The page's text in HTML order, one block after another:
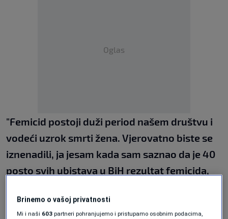
Oglas
"Femicid postoji duži period našem društvu i
vodeći uzrok smrti žena. Vjerovatno biste se
iznenadili, ja jesam kada sam saznao da je 40
posto svih ubistava u BiH rezultat femicida,
načina da tražimo do institucija da djeluju, ali
Brinemo o vašoj privatnosti
Mi i naši 603 partneri pohranjujemo i pristupamo osobnim podacima,